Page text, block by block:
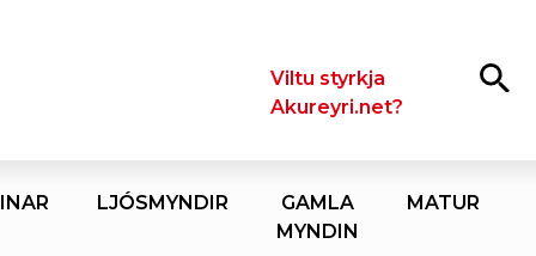
LeitaViltu styrkja
Akureyri.net?
LJÓSMYNDIR
GAMLA
MYNDIN
MATUR